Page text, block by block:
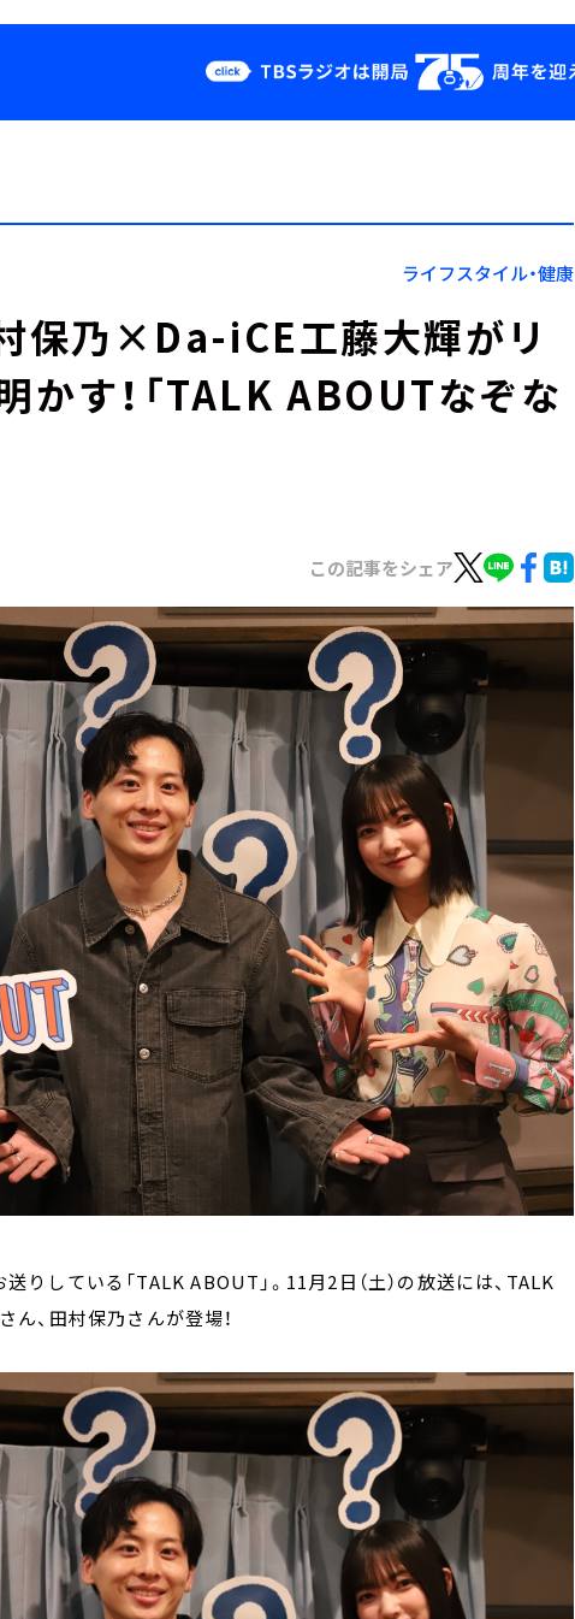
Podcast
YouTube
会社情報
ライフスタイル・健康
保乃×Da-iCE工藤大輝がリ
かす！「TALK ABOUTなぞな
この記事をシェア
りしている「TALK ABOUT」。11月2日（土）の放送には、TALK
、田村保乃さんが登場！